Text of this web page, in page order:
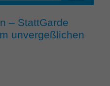
– StattGarde
unvergeßlichen